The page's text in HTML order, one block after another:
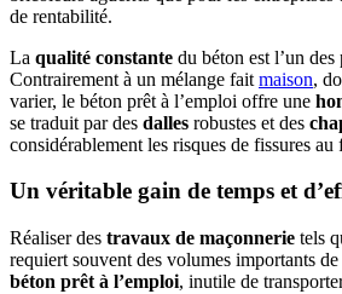
de rentabilité.
La qualité constante du béton est l’un
Contrairement à un mélange fait maison,
varier, le béton prêt à l’emploi offre une
se traduit par des dalles robustes et des
considérablement les risques de fissures au
Un véritable gain de temps et
Réaliser des travaux de maçonnerie tels
requiert souvent des volumes importants
béton prêt à l’emploi, inutile de